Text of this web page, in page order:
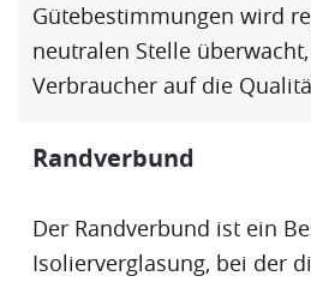
Gütebestimmungen wird
neutralen Stelle
Verbraucher auf die
Randverbund
Der Randverbund ist ein
Isolierverglasung, bei der